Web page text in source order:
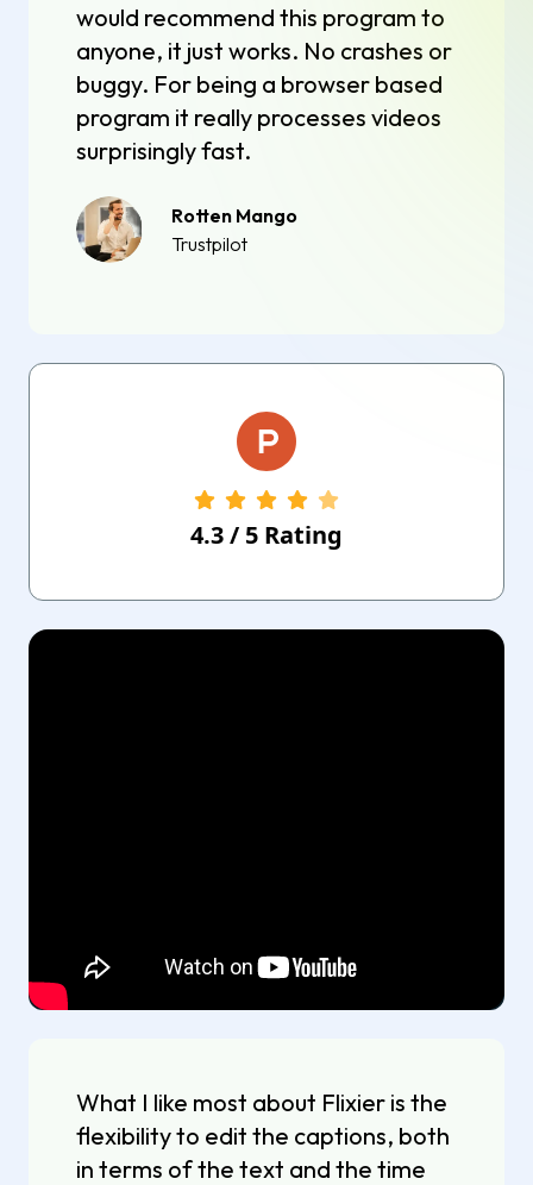
would recommend this program to
anyone, it just works. No crashes or
buggy. For being a browser based
program it really processes videos
surprisingly fast.
Rotten Mango
Trustpilot
4.3/ 5 Rating
What I like most about Flixier is the
flexibility to edit the captions, both
in terms of the text and the time